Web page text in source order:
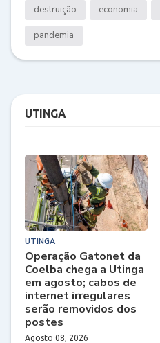
destruição economia
pandemia
UTINGA
UTINGA
Operação Gatonet da
Coelba chega a Utinga
em agosto; cabos de
internet irregulares
serão removidos dos
postes
Agosto 08, 2026